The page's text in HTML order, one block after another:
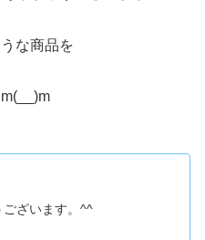
な商品を
ざいます。^^